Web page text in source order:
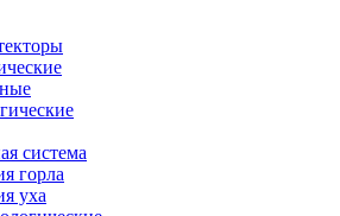
система
горла
уха